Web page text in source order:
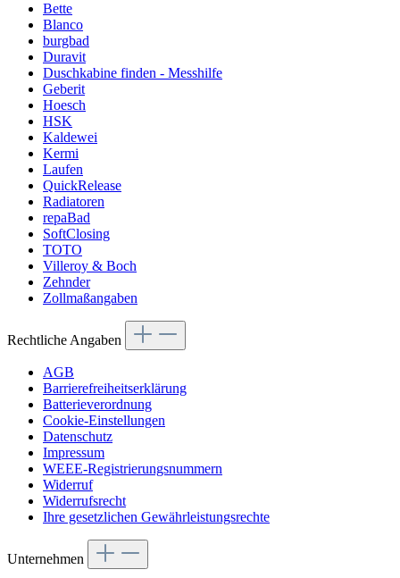
Bette
Blanco
burgbad
Duravit
Duschkabine finden - Messhilfe
Geberit
Hoesch
HSK
Kaldewei
Kermi
Laufen
QuickRelease
Radiatoren
repaBad
SoftClosing
TOTO
Villeroy & Boch
Zehnder
Zollmaßangaben
Rechtliche Angaben
AGB
Barrierefreiheitserklärung
Batterieverordnung
Cookie-Einstellungen
Datenschutz
Impressum
WEEE-Registrierungsnummern
Widerruf
Widerrufsrecht
Ihre gesetzlichen Gewährleistungsrechte
Unternehmen